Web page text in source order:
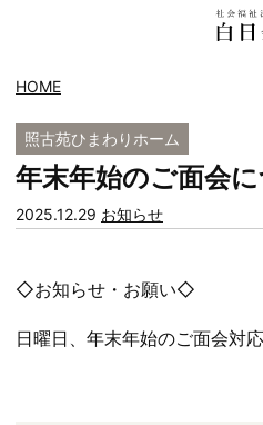
HOME
照古苑ひまわりホーム
年末年始のご面会
2025.12.29 カ
リー:
お知らせ
◇お知らせ・お願い◇
日曜日、年末年始のご面会対